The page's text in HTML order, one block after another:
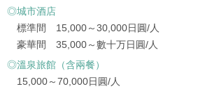
◎城市酒店
標準間 15,000～30,000日圓/人
豪華間 35,000～數十万日圓/人
◎溫泉旅館（含兩餐）
15,000～70,000日圓/人